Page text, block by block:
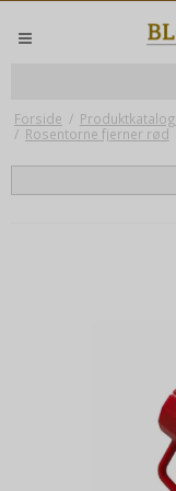
Forside / Produktkatalog
/ Rosentorne fjerner rød